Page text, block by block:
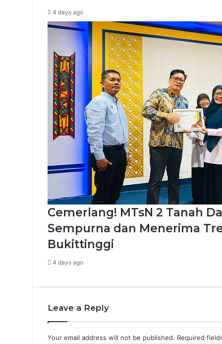
4 days ago
Cemerlang! MTsN 2 Tanah
Sempurna dan Menerima
Bukittinggi
4 days ago
Leave a Reply
Your email address will not be published. Required